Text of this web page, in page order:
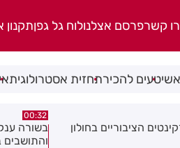
קשרפרסם אצלנולוח גל גפן
טעים להכירתחזית אסטרולוגית
לבעלי העסקים
06.08.26
תושב בת
של צעירה